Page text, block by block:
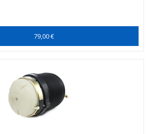
79,00 €